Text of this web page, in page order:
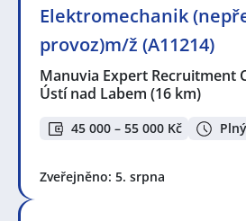
Elektromechanik
provoz)m/ž (A11214)
Manuvia Expert Recruitment
Ústí nad Labem (16 km)
45 000 – 55 000 Kč
Zveřejněno: 5. srpna